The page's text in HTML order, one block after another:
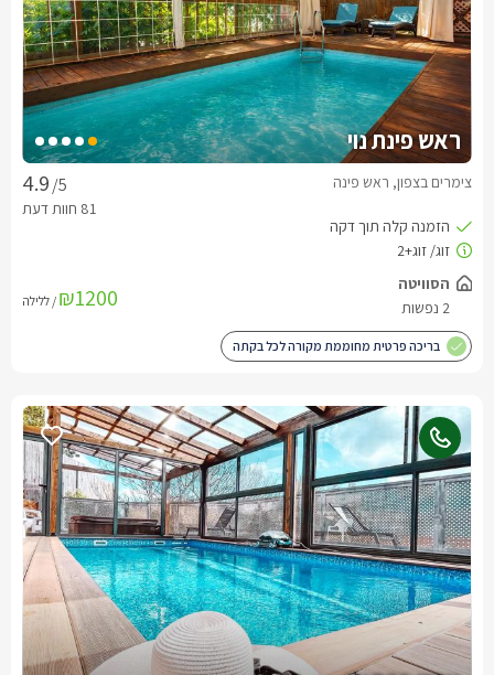
ראש פינת נוי
/5 צימרים בצפון, ראש פינה
₪1200 / ללילה
בריכה פרטית מחוממת מקורה לכל בקתה